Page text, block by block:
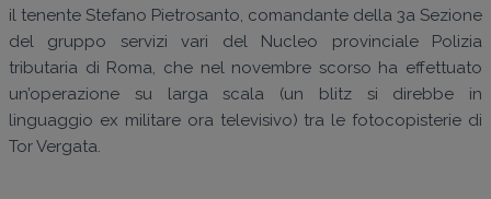
il tenente Stefano Pietrosanto, comandante della 3a Sezione
del gruppo servizi vari del Nucleo provinciale Polizia
tributaria di Roma, che nel novembre scorso ha effettuato
un’operazione su larga scala (un blitz si direbbe in
linguaggio ex militare ora televisivo) tra le fotocopisterie di
Tor Vergata.